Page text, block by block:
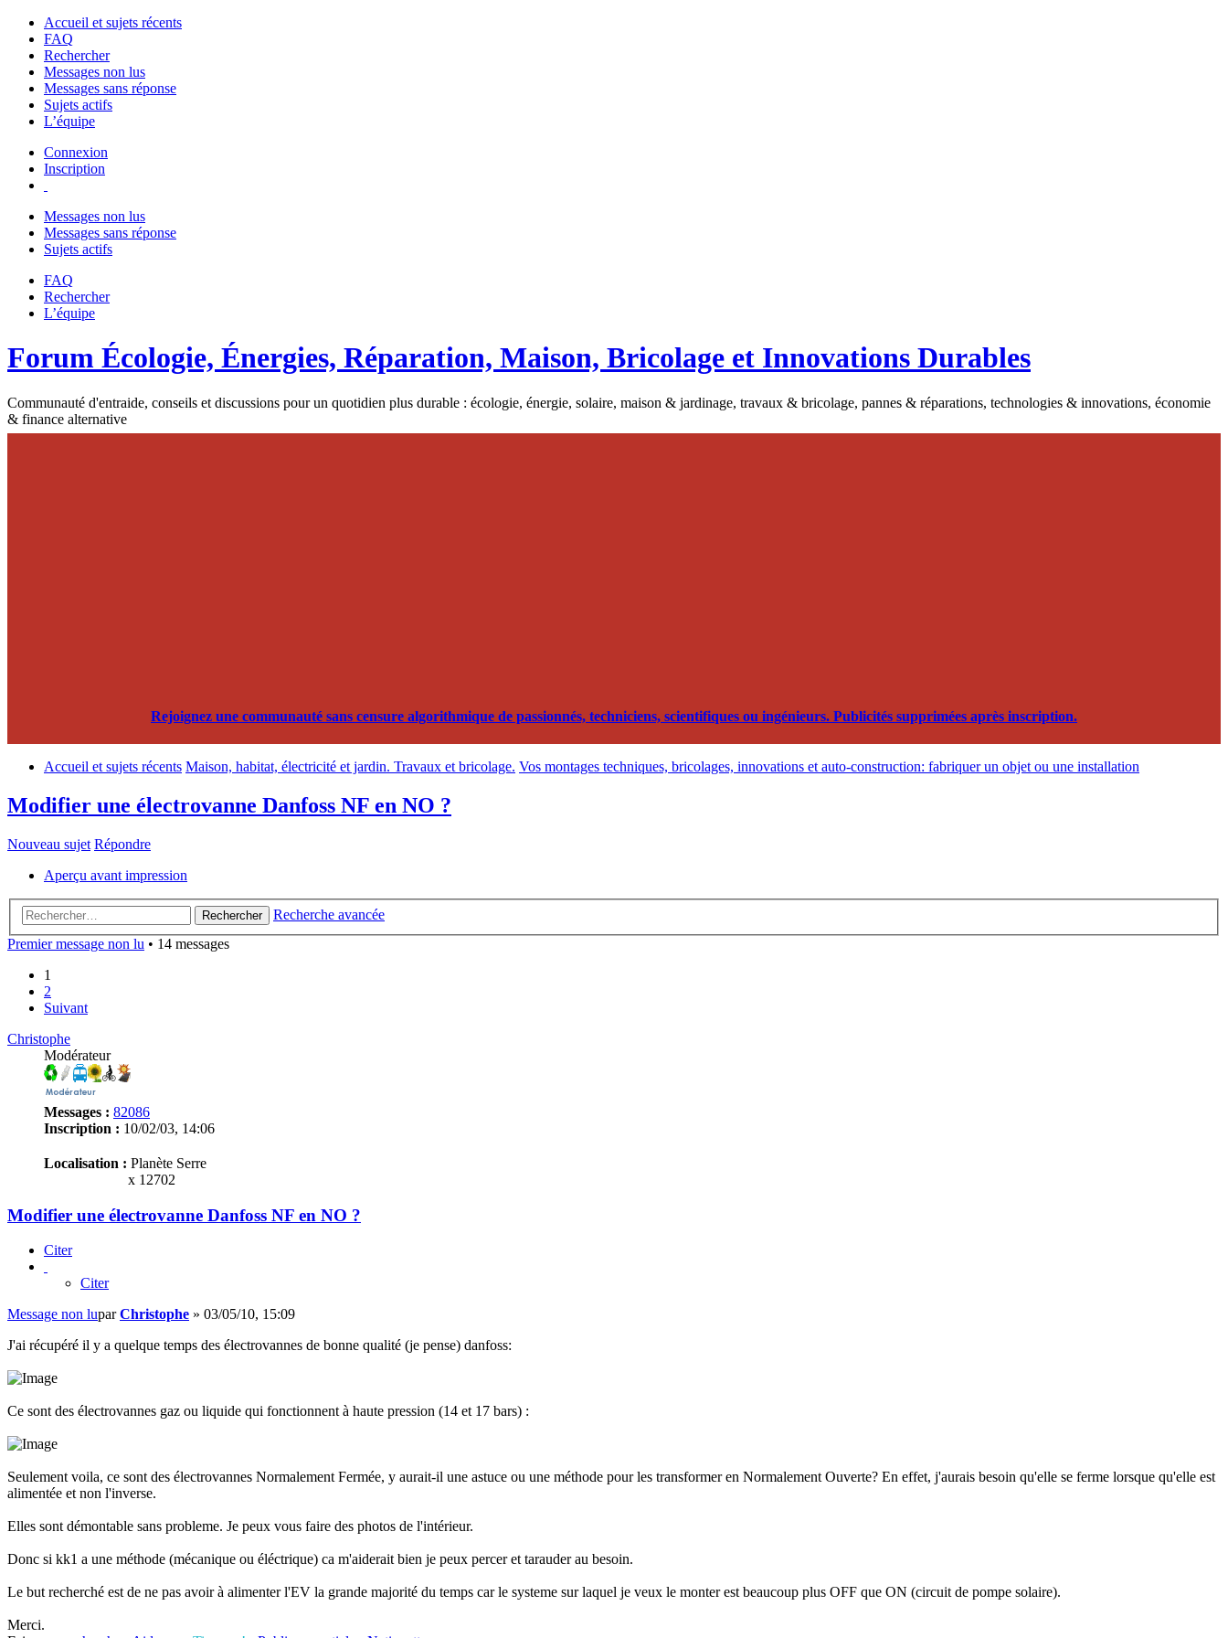
Accueil et sujets récents
FAQ
Rechercher
Messages non lus
Messages sans réponse
Sujets actifs
L’équipe
Connexion
Inscription
Messages non lus
Messages sans réponse
Sujets actifs
FAQ
Rechercher
L’équipe
Forum Écologie, Énergies, Réparation, Maison, Bricolage et Innovations Durables
Communauté d'entraide, conseils et discussions pour un quotidien plus durable : écologie, énergie, solaire, maison & jardinage, travaux & bricolage, pannes & réparations, technologies & innovations, économie
& finance alternative
Rejoignez une communauté sans censure algorithmique de passionnés, techniciens, scientifiques ou ingénieurs. Publicités supprimées après inscription.
Accueil et sujets récents Maison, habitat, électricité et jardin. Travaux et bricolage. Vos montages techniques, bricolages, innovations et auto-construction: fabriquer un objet ou une installation
Modifier une électrovanne Danfoss NF en NO ?
Nouveau sujet Répondre
Aperçu avant impression
Rechercher
Recherche avancée
Premier message non lu • 14 messages
1
2
Suivant
Christophe
Modérateur
Messages : 82086
Inscription : 10/02/03, 14:06
Localisation : Planète Serre
x 12702
Modifier une électrovanne Danfoss NF en NO ?
Citer
Citer
Message non luparChristophe » 03/05/10, 15:09
J'ai récupéré il y a quelque temps des électrovannes de bonne qualité (je pense) danfoss:
Ce sont des électrovannes gaz ou liquide qui fonctionnent à haute pression (14 et 17 bars) :
Seulement voila, ce sont des électrovannes Normalement Fermée, y aurait-il une astuce ou une méthode pour les transformer en Normalement Ouverte? En effet, j'aurais besoin qu'elle se ferme lorsque qu'elle est
alimentée et non l'inverse.
Elles sont démontable sans probleme. Je peux vous faire des photos de l'intérieur.
Donc si kk1 a une méthode (mécanique ou éléctrique) ca m'aiderait bien je peux percer et tarauder au besoin.
Le but recherché est de ne pas avoir à alimenter l'EV la grande majorité du temps car le systeme sur laquel je veux le monter est beaucoup plus OFF que ON (circuit de pompe solaire).
Merci.